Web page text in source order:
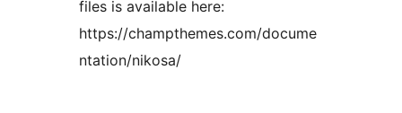
files is available here:
https://champthemes.com/docume
ntation/nikosa/